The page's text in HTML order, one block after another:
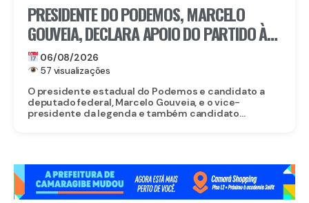
PRESIDENTE DO PODEMOS, MARCELO
GOUVEIA, DECLARA APOIO DO PARTIDO À
CANDIDATURA DE EDUARDO DA FONTE AO
SENADO
06/08/2026
57 visualizações
O presidente estadual do Podemos e candidato a
deputado federal, Marcelo Gouveia, e o vice-
presidente da legenda e também candidato...